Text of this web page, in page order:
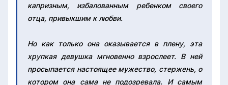
капризным, избалованным ребенком своего
отца, привыкшим к любви.
Но как только она оказывается в плену, эта
хрупкая девушка мгновенно взрослеет. В ней
просыпается настоящее мужество, стержень, о
котором она сама не подозревала. И самым